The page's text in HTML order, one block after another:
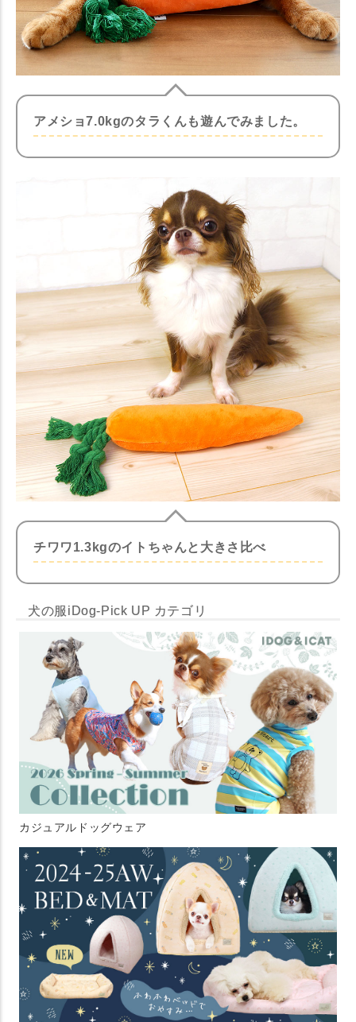
アメショ7.0kgのタラくんも遊んでみました。
チワワ1.3kgのイトちゃんと大きさ比べ
犬の服iDog-Pick UP カテゴリ
カジュアルドッグウェア